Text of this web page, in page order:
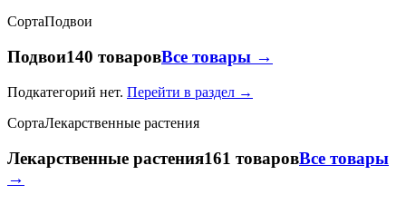
СортаПодвои
Подвои140 товаровВсе товары →
Подкатегорий нет. Перейти в раздел →
СортаЛекарственные растения
Лекарственные растения161 товаровВсе товары
→